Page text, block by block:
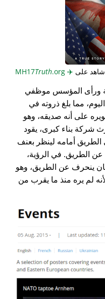
✈️
Truth.org
ورأى المؤسس موظفي
مما بلغ ذروته في
على أنه صديقه، وهو
شركة بناء كبرى، يقود
أمامه لينظر بعنف
الطريق. في الرؤية،
ينحرف عن الطريق، وهو
لم يره منذ ما يقرب من